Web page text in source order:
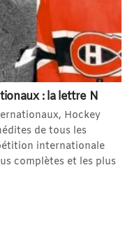
: la lettre N
Hockey
de tous les
internationale
complètes et les plus